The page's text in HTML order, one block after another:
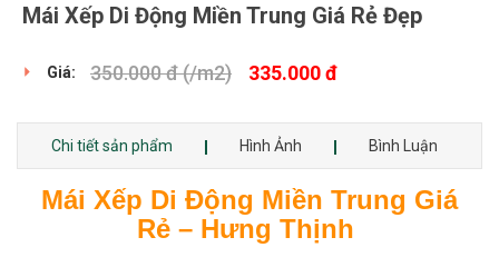
Mái Xếp Di Động Miền Trung Giá Rẻ Đẹp
Giá: 350.000 đ(/m2) 335.000 đ
Chi tiết sản phẩm Hình Ảnh Bình Luận
Mái Xếp Di Động Miền Trung Giá
Rẻ – Hưng Thịnh